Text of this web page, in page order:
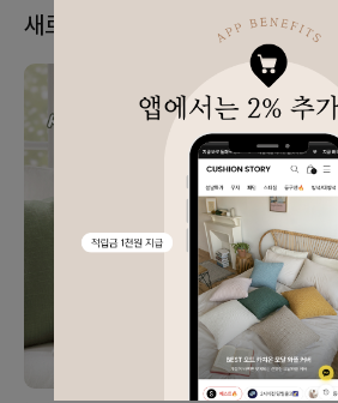
새로 나왔어요! 👀